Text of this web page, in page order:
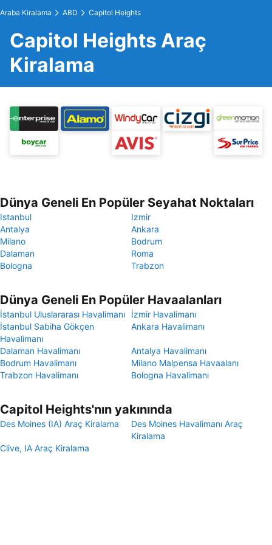
Araba Kiralama ABD Capitol Heights
Capitol Heights Araç
Kiralama
Dünya Geneli En Popüler Seyahat Noktaları
Istanbul
Izmir
Antalya
Ankara
Milano
Bodrum
Dalaman
Roma
Bologna
Trabzon
Dünya Geneli En Popüler Havaalanları
İstanbul Uluslararası Havalimanı
İzmir Havalimanı
İstanbul Sabiha Gökçen
Havalimanı
Ankara Havalimanı
Dalaman Havalimanı
Antalya Havalimanı
Bodrum Havalimanı
Milano Malpensa Havaalanı
Trabzon Havalimanı
Bologna Havalimanı
Capitol Heights'nın yakınında
Des Moines (IA) Araç Kiralama
Des Moines Havalimanı Araç
Kiralama
Clive, IA Araç Kiralama